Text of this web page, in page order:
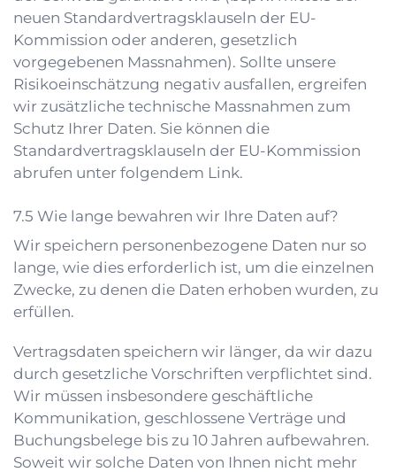
neuen Standardvertragsklauseln der EU-
Kommission oder anderen, gesetzlich
vorgegebenen Massnahmen). Sollte unsere
Risikoeinschätzung negativ ausfallen, ergreifen
wir zusätzliche technische Massnahmen zum
Schutz Ihrer Daten. Sie können die
Standardvertragsklauseln der EU-Kommission
abrufen unter folgendem Link.
Wie lange bewahren wir Ihre Daten auf?
Wir speichern personenbezogene Daten nur so
lange, wie dies erforderlich ist, um die einzelnen
Zwecke, zu denen die Daten erhoben wurden, zu
erfüllen.
Vertragsdaten speichern wir länger, da wir dazu
durch gesetzliche Vorschriften verpflichtet sind.
Wir müssen insbesondere geschäftliche
Kommunikation, geschlossene Verträge und
Buchungsbelege bis zu 10 Jahren aufbewahren.
Soweit wir solche Daten von Ihnen nicht mehr